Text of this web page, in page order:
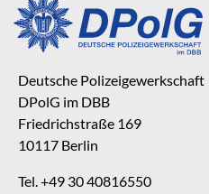
Deutsche Polizeigewerkschaft
DPolG im DBB
Friedrichstraße 169
10117 Berlin
Tel. +49 30 40816550